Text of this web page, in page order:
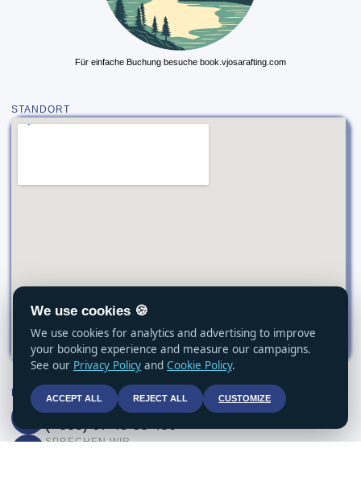
Für einfache Buchung besuche book.vjosarafting.com
STANDORT
KONTAKT AUFNEHMEN
SPRECHEN WIR
(+355) 67 49 63 486
SPRECHEN WIR
We use cookies 🍪
We use cookies for analytics and advertising to improve
your booking experience and measure our campaigns.
See our Privacy Policy and Cookie Policy.
ACCEPT ALL REJECT ALL CUSTOMIZE